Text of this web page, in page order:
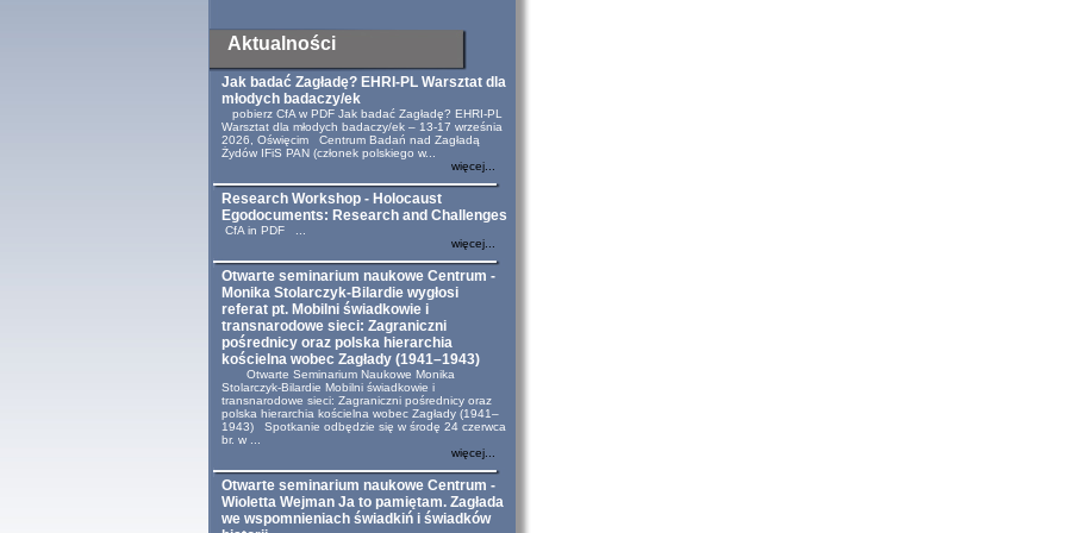
Aktualności
Jak badać Zagładę? EHRI-PL Warsztat dla
młodych badaczy/ek
pobierz CfA w PDF Jak badać Zagładę? EHRI-PL
Warsztat dla młodych badaczy/ek – 13-17 września
2026, Oświęcim Centrum Badań nad Zagładą
Żydów IFiS PAN (członek polskiego w...
więcej...
Research Workshop - Holocaust
Egodocuments: Research and Challenges
CfA in PDF ...
więcej...
Otwarte seminarium naukowe Centrum -
Monika Stolarczyk-Bilardie wygłosi
referat pt. Mobilni świadkowie i
transnarodowe sieci: Zagraniczni
pośrednicy oraz polska hierarchia
kościelna wobec Zagłady (1941–1943)
Otwarte Seminarium Naukowe Monika
Stolarczyk-Bilardie Mobilni świadkowie i
transnarodowe sieci: Zagraniczni pośrednicy oraz
polska hierarchia kościelna wobec Zagłady (1941–
1943) Spotkanie odbędzie się w środę 24 czerwca
br. w ...
więcej...
Otwarte seminarium naukowe Centrum -
Wioletta Wejman Ja to pamiętam. Zagłada
we wspomnieniach świadkiń i świadków